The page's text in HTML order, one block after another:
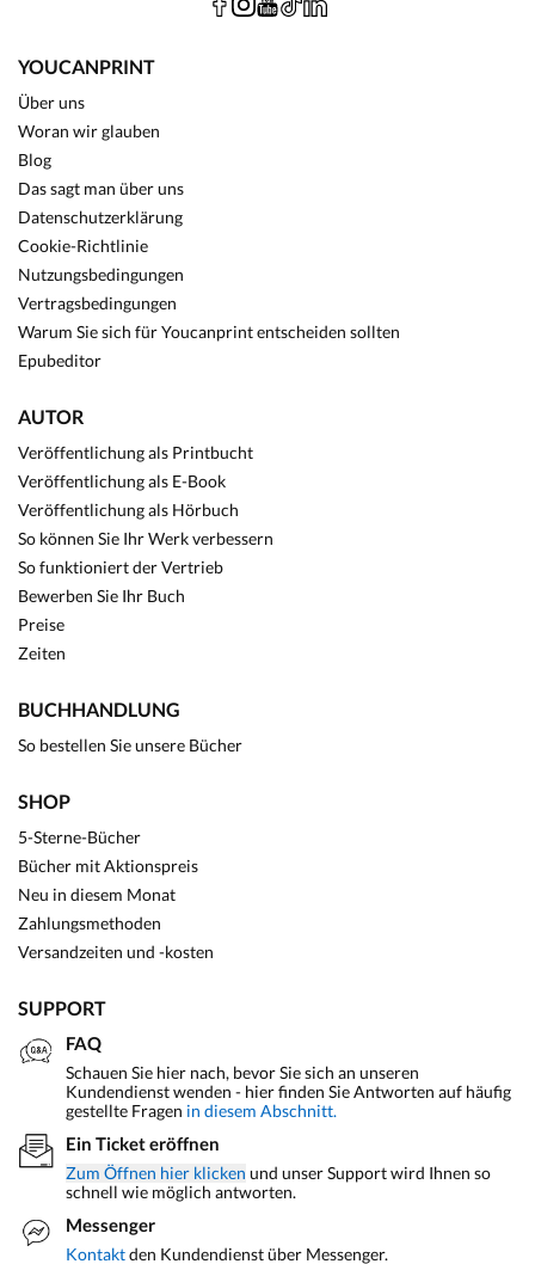
YOUCANPRINT
Über uns
Woran wir glauben
Blog
Das sagt man über uns
Datenschutzerklärung
Cookie-Richtlinie
Nutzungsbedingungen
Vertragsbedingungen
Warum Sie sich für Youcanprint entscheiden sollten
Epubeditor
AUTOR
Veröffentlichung als Printbucht
Veröffentlichung als E-Book
Veröffentlichung als Hörbuch
So können Sie Ihr Werk verbessern
So funktioniert der Vertrieb
Bewerben Sie Ihr Buch
Preise
Zeiten
BUCHHANDLUNG
So bestellen Sie unsere Bücher
SHOP
5-Sterne-Bücher
Bücher mit Aktionspreis
Neu in diesem Monat
Zahlungsmethoden
Versandzeiten und -kosten
SUPPORT
FAQ
Schauen Sie hier nach, bevor Sie sich an unseren
Kundendienst wenden - hier finden Sie Antworten auf häufig
gestellte Fragen in diesem Abschnitt.
Ein Ticket eröffnen
Zum Öffnen hier klicken und unser Support wird Ihnen so
schnell wie möglich antworten.
Messenger
Kontaktden Kundendienst über Messenger.